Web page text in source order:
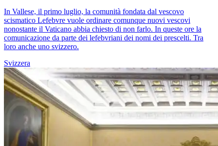
In Vallese, il primo luglio, la comunità fondata dal vescovo
scismatico Lefebvre vuole ordinare comunque nuovi vescovi
nonostante il Vaticano abbia chiesto di non farlo. In queste ore la
comunicazione da parte dei lefebvriani dei nomi dei prescelti. Tra
loro anche uno svizzero.
Svizzera